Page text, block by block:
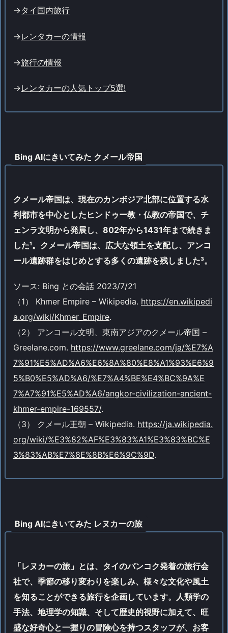
->タイ国内旅行
->レンタカーの情報
->旅行の情報
->レンタカーの人気トップ5選!
Bing AIにきいてみた クメール帝国
クメール帝国は、現在のカンボジア北部に位置する水
利都市を中心としたヒンドゥー教・仏教の帝国で、チ
ェンラ文明から発展し、802年から1431年まで続きま
した¹。クメール帝国は、広大な領土を支配し、アンコ
ール遺跡群をはじめとする多くの遺跡を残しました³。
ソース: Bing との会話 2023/7/21
（1） Khmer Empire – Wikipedia. https://en.wikipedi
a.org/wiki/Khmer_Empire.
（2） アンコール文明、東南アジアのクメール帝国 –
Greelane.com. https://www.greelane.com/ja/%E7%A
7%91%E5%AD%A6%E6%8A%80%E8%A1%93%E6%9
5%B0%E5%AD%A6/%E7%A4%BE%E4%BC%9A%E
7%A7%91%E5%AD%A6/angkor-civilization-ancient-
khmer-empire-169557/.
（3） クメール王朝 – Wikipedia. https://ja.wikipedia.
org/wiki/%E3%82%AF%E3%83%A1%E3%83%BC%E
3%83%AB%E7%8E%8B%E6%9C%9D.
Bing AIにきいてみた レヌカーの旅
「レヌカーの旅」とは、タイのバンコク発着の旅行会
社で、季節の移り変わりを楽しみ、様々な文化や風土
を知ることができる旅行を企画しています。人類学の
手法、地理学の知識、そして歴史的視野に加えて、旺
盛な好奇心と一握りの冒険心を持つスタッフが、お客